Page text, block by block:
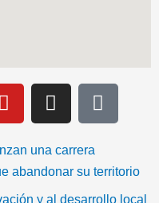
Y
o
t
u
b
I
n
t
a
g
I
c
-
e
una carrera
abandonar su territorio
y al desarrollo local